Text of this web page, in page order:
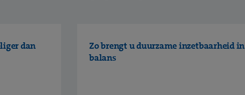
dan
Zo brengt u duurzame inzetbaarheid in
balans